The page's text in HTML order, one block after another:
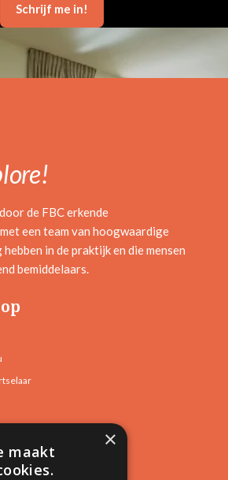
Schrijf me in!
de FBC erkende
een team van hoogwaardige
in de praktijk en die mensen
bemiddelaars.
×
maakt